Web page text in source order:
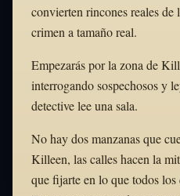
convierten rincones reales de
crimen a tamaño real.
Empezarás por la zona de
interrogando sospechosos y
detective lee una sala.
No hay dos manzanas que
Killeen, las calles hacen la
que fijarte en lo que todos los